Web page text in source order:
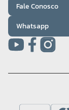
Fale Conosco
Whatsapp